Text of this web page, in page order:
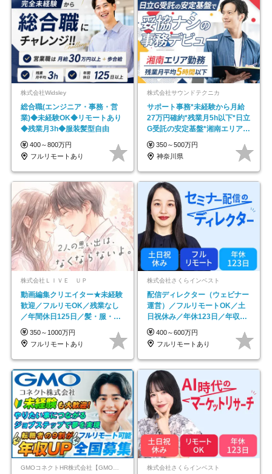
株式会社Widsley
総合職(エンジニア・事務・営
業)◆未経験OK◆リモートあり
◆残業月3h◆服装髪型自由
400～800万円
フルリモートあり
株式会社サウンドテクニカ
サポート事務*未経験から月給
27万円確約*残業月5h以下*日立
G受託の安定基盤*湘南エリア勤
務
350～500万円
神奈川県
株式会社ＬＩＶＥ ＵＰ
動画編集クリエイター★未経験
歓迎／フルリモOK／残業なし
／年間休日125日／髪・服・ネ
イル自由／研修充実で安心
350～1000万円
フルリモートあり
株式会社さくらインベスト
配信ディレクター（ウェビナー
運営）／フルリモートOK／土
日祝休み／年休123日／年収
600万円可
400～600万円
フルリモートあり
GMOコネクトHR株式会社【GMOインターネットグループ】 株式会社さくらインベスト